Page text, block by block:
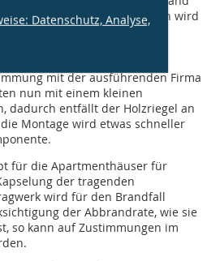
flurseitige Tragkonstruktion wird
realisiert. Die
sollen noch
Bauablauf weiter zu
mit der ausführenden Firma
nun mit einem kleinen
dadurch entfällt der Holzriegel an
Montage wird etwas schneller
für die Apartmenthäuser für
der tragenden
wird für den Brandfall
der Abbrandrate, wie sie
so kann auf Zustimmungen im
Datenschutz, Analyse,